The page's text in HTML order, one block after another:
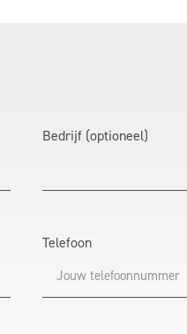
Bedrijf (optioneel)
Telefoon